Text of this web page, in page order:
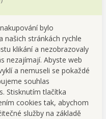
bylo
našich stránkách rychle
klikání a nezobrazovaly
nezajímají. Abyste web
a nemuseli se pokaždé
souhlas
Stisknutím tlačítka
cookies tak, abychom
služby na základě